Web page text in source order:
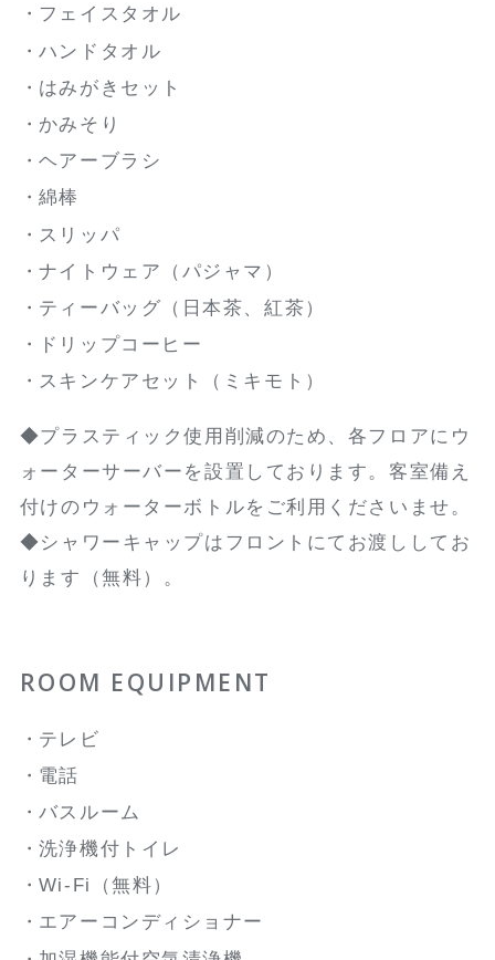
フェイスタオル
ハンドタオル
はみがきセット
かみそり
ヘアーブラシ
綿棒
スリッパ
ナイトウェア（パジャマ）
ティーバッグ（日本茶、紅茶）
ドリップコーヒー
スキンケアセット（ミキモト）
◆プラスティック使用削減のため、各フロアにウ
ォーターサーバーを設置しております。客室備え
付けのウォーターボトルをご利用くださいませ。
◆シャワーキャップはフロントにてお渡ししてお
ります（無料）。
ROOM EQUIPMENT
テレビ
電話
バスルーム
洗浄機付トイレ
Wi-Fi（無料）
エアーコンディショナー